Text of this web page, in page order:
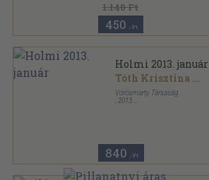
1.140 Ft
450 ,-Ft
Holmi 2013. január
Tóth Krisztina ...
Vörösmarty Társaság
2013
840 ,-Ft